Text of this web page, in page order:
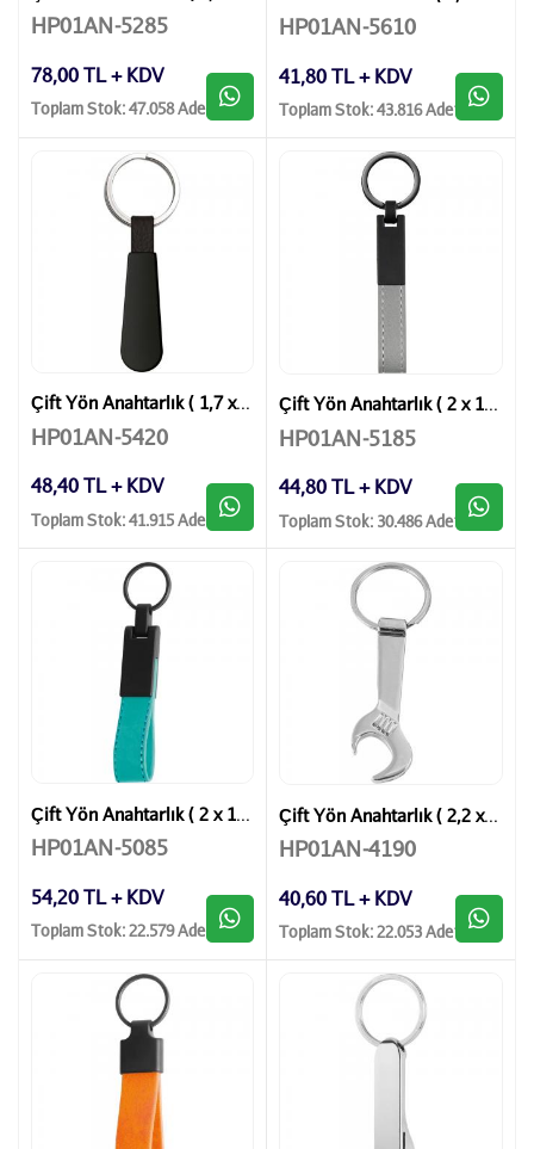
HP01AN-5285
78,00 TL + KDV
Toplam Stok: 47.058 Adet
HP01AN-5610
41,80 TL + KDV
Toplam Stok: 43.816 Adet
Çift Yön Anahtarlık ( 1,7 x 8,5 cm )
HP01AN-5420
48,40 TL + KDV
Toplam Stok: 41.915 Adet
Çift Yön Anahtarlık ( 2 x 10,5 cm )
HP01AN-5185
44,80 TL + KDV
Toplam Stok: 30.486 Adet
Çift Yön Anahtarlık ( 2 x 13 cm )
HP01AN-5085
54,20 TL + KDV
Toplam Stok: 22.579 Adet
Çift Yön Anahtarlık ( 2,2 x 8,7 cm )
HP01AN-4190
40,60 TL + KDV
Toplam Stok: 22.053 Adet